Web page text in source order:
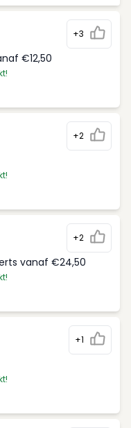
+3
€12,50
+2
+2
vanaf €24,50
+1